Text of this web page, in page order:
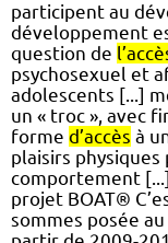
participent au
développement
question de
psychosexuel et
adolescents [...]
un « troc », avec
forme d’accès à
plaisirs
comportement
projet BOAT®
sommes posée au